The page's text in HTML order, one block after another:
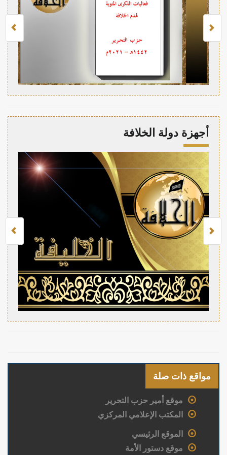
أجهزة دولة الخلافة
مواقع ذات صلة
موقع أمير حزب التحرير
المكتب الإعلامي المركزي
الموقع الرئيسي
موقع دستور الأمة